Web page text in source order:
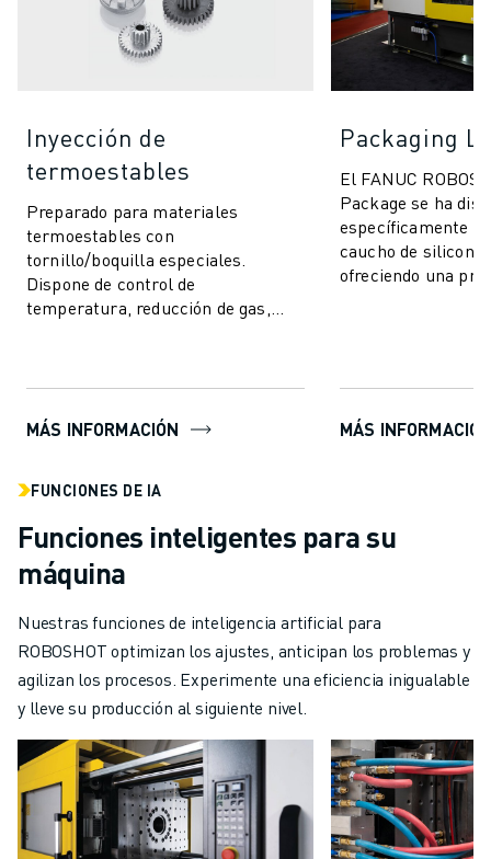
Inyección de
termoestables
Preparado para materiales
termoestables con
tornillo/boquilla especiales.
Dispone de control de
temperatura, reducción de gas,
MÁS INFORMACIÓN
Packaging
El FANUC
Package se ha
específicamente
caucho de silicona
ofreciendo una
MÁS
FUNCIONES DE IA
Funciones inteligentes para su
máquina
Nuestras funciones de inteligencia artificial para
ROBOSHOT optimizan los ajustes, anticipan los problemas y
agilizan los procesos. Experimente una eficiencia inigualable
y lleve su producción al siguiente nivel.